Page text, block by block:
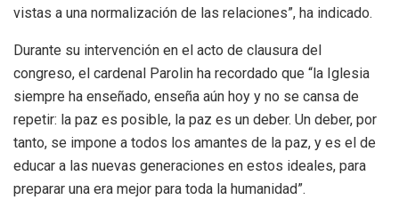
vistas a una normalización de las relaciones”, ha indicado.
Durante su intervención en el acto de clausura del
congreso, el cardenal Parolin ha recordado que “la Iglesia
siempre ha enseñado, enseña aún hoy y no se cansa de
repetir: la paz es posible, la paz es un deber. Un deber, por
tanto, se impone a todos los amantes de la paz, y es el de
educar a las nuevas generaciones en estos ideales, para
preparar una era mejor para toda la humanidad”.